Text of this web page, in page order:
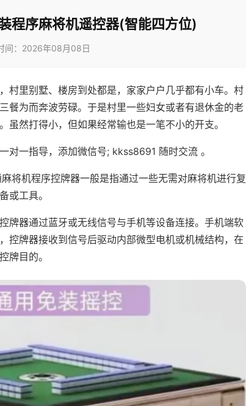
程序麻将机遥控器(智能四方位)
间：2026年08月08日
村里别墅、楼房到处都是，家家户户几乎都有小车。村
餐为而奔波劳碌。于是村里一些妇女或者有退休金的老
虽然打得小，但如果经常输也是一笔不小的开支。
对一指导，添加微信号; kkss8691 随时交流 。
将机程序控牌器一般是指通过一些无需对麻将机进行复
或工具。
牌器通过蓝牙或无线信号与手机等设备连接。手机端软
控牌器接收到信号后驱动内部微型电机或机械结构，在
牌目的。